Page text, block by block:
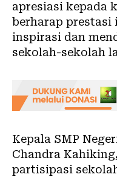
apresiasi kepada
berharap prestasi
inspirasi dan
sekolah-sekolah
Kepala SMP
Chandra
partisipasi